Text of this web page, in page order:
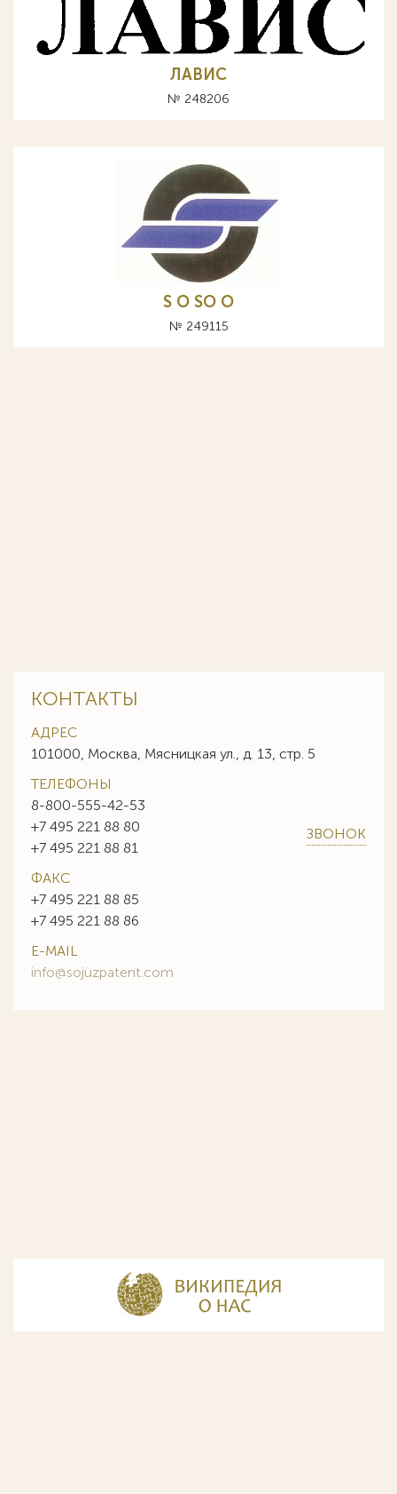
ЛАВИС
№ 248206
S O SO О
№ 249115
КОНТАКТЫ
АДРЕС
101000, Москва, Мясницкая ул., д. 13, стр. 5
ТЕЛЕФОНЫ
8-800-555-42-53
+7 495 221 88 80
+7 495 221 88 81
ЗВОНОК
ФАКС
+7 495 221 88 85
+7 495 221 88 86
E-MAIL
info@sojuzpatent.com